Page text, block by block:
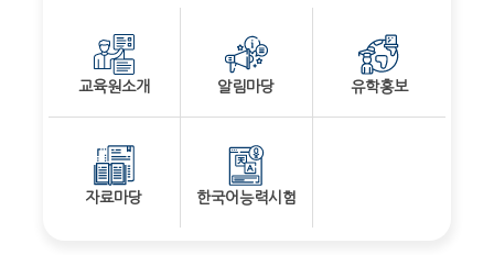
교육원소개 알림마당 유학홍보
자료마당 한국어능력시험